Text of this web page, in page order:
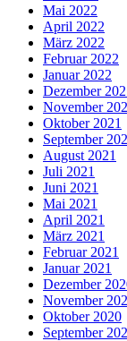
Mai 2022
April 2022
März 2022
Februar 2022
Januar 2022
Dezember
November
Oktober 2021
September
August 2021
Juli 2021
Juni 2021
Mai 2021
April 2021
März 2021
Februar 2021
Januar 2021
Dezember
November
Oktober 2020
September